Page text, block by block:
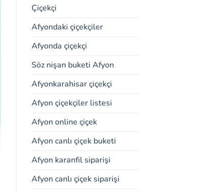
Çiçekçi
Afyondaki çiçekçiler
Afyonda çiçekçi
Söz nişan buketi Afyon
Afyonkarahisar çiçekçi
Afyon çiçekçiler listesi
Afyon online çiçek
Afyon canlı çiçek buketi
Afyon karanfil siparişi
Afyon canlı çiçek siparişi